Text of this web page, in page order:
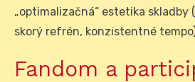
„optimalizačná“ estetika skladby
skorý refrén, konzistentné
Fandom a